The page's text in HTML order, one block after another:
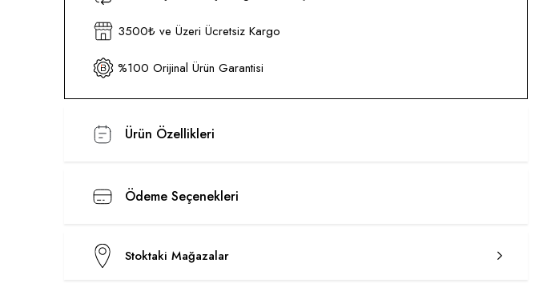
3500₺ ve Üzeri Ücretsiz Kargo
%100 Orijinal Ürün Garantisi
Ürün Özellikleri
Ödeme Seçenekleri
Stoktaki Mağazalar